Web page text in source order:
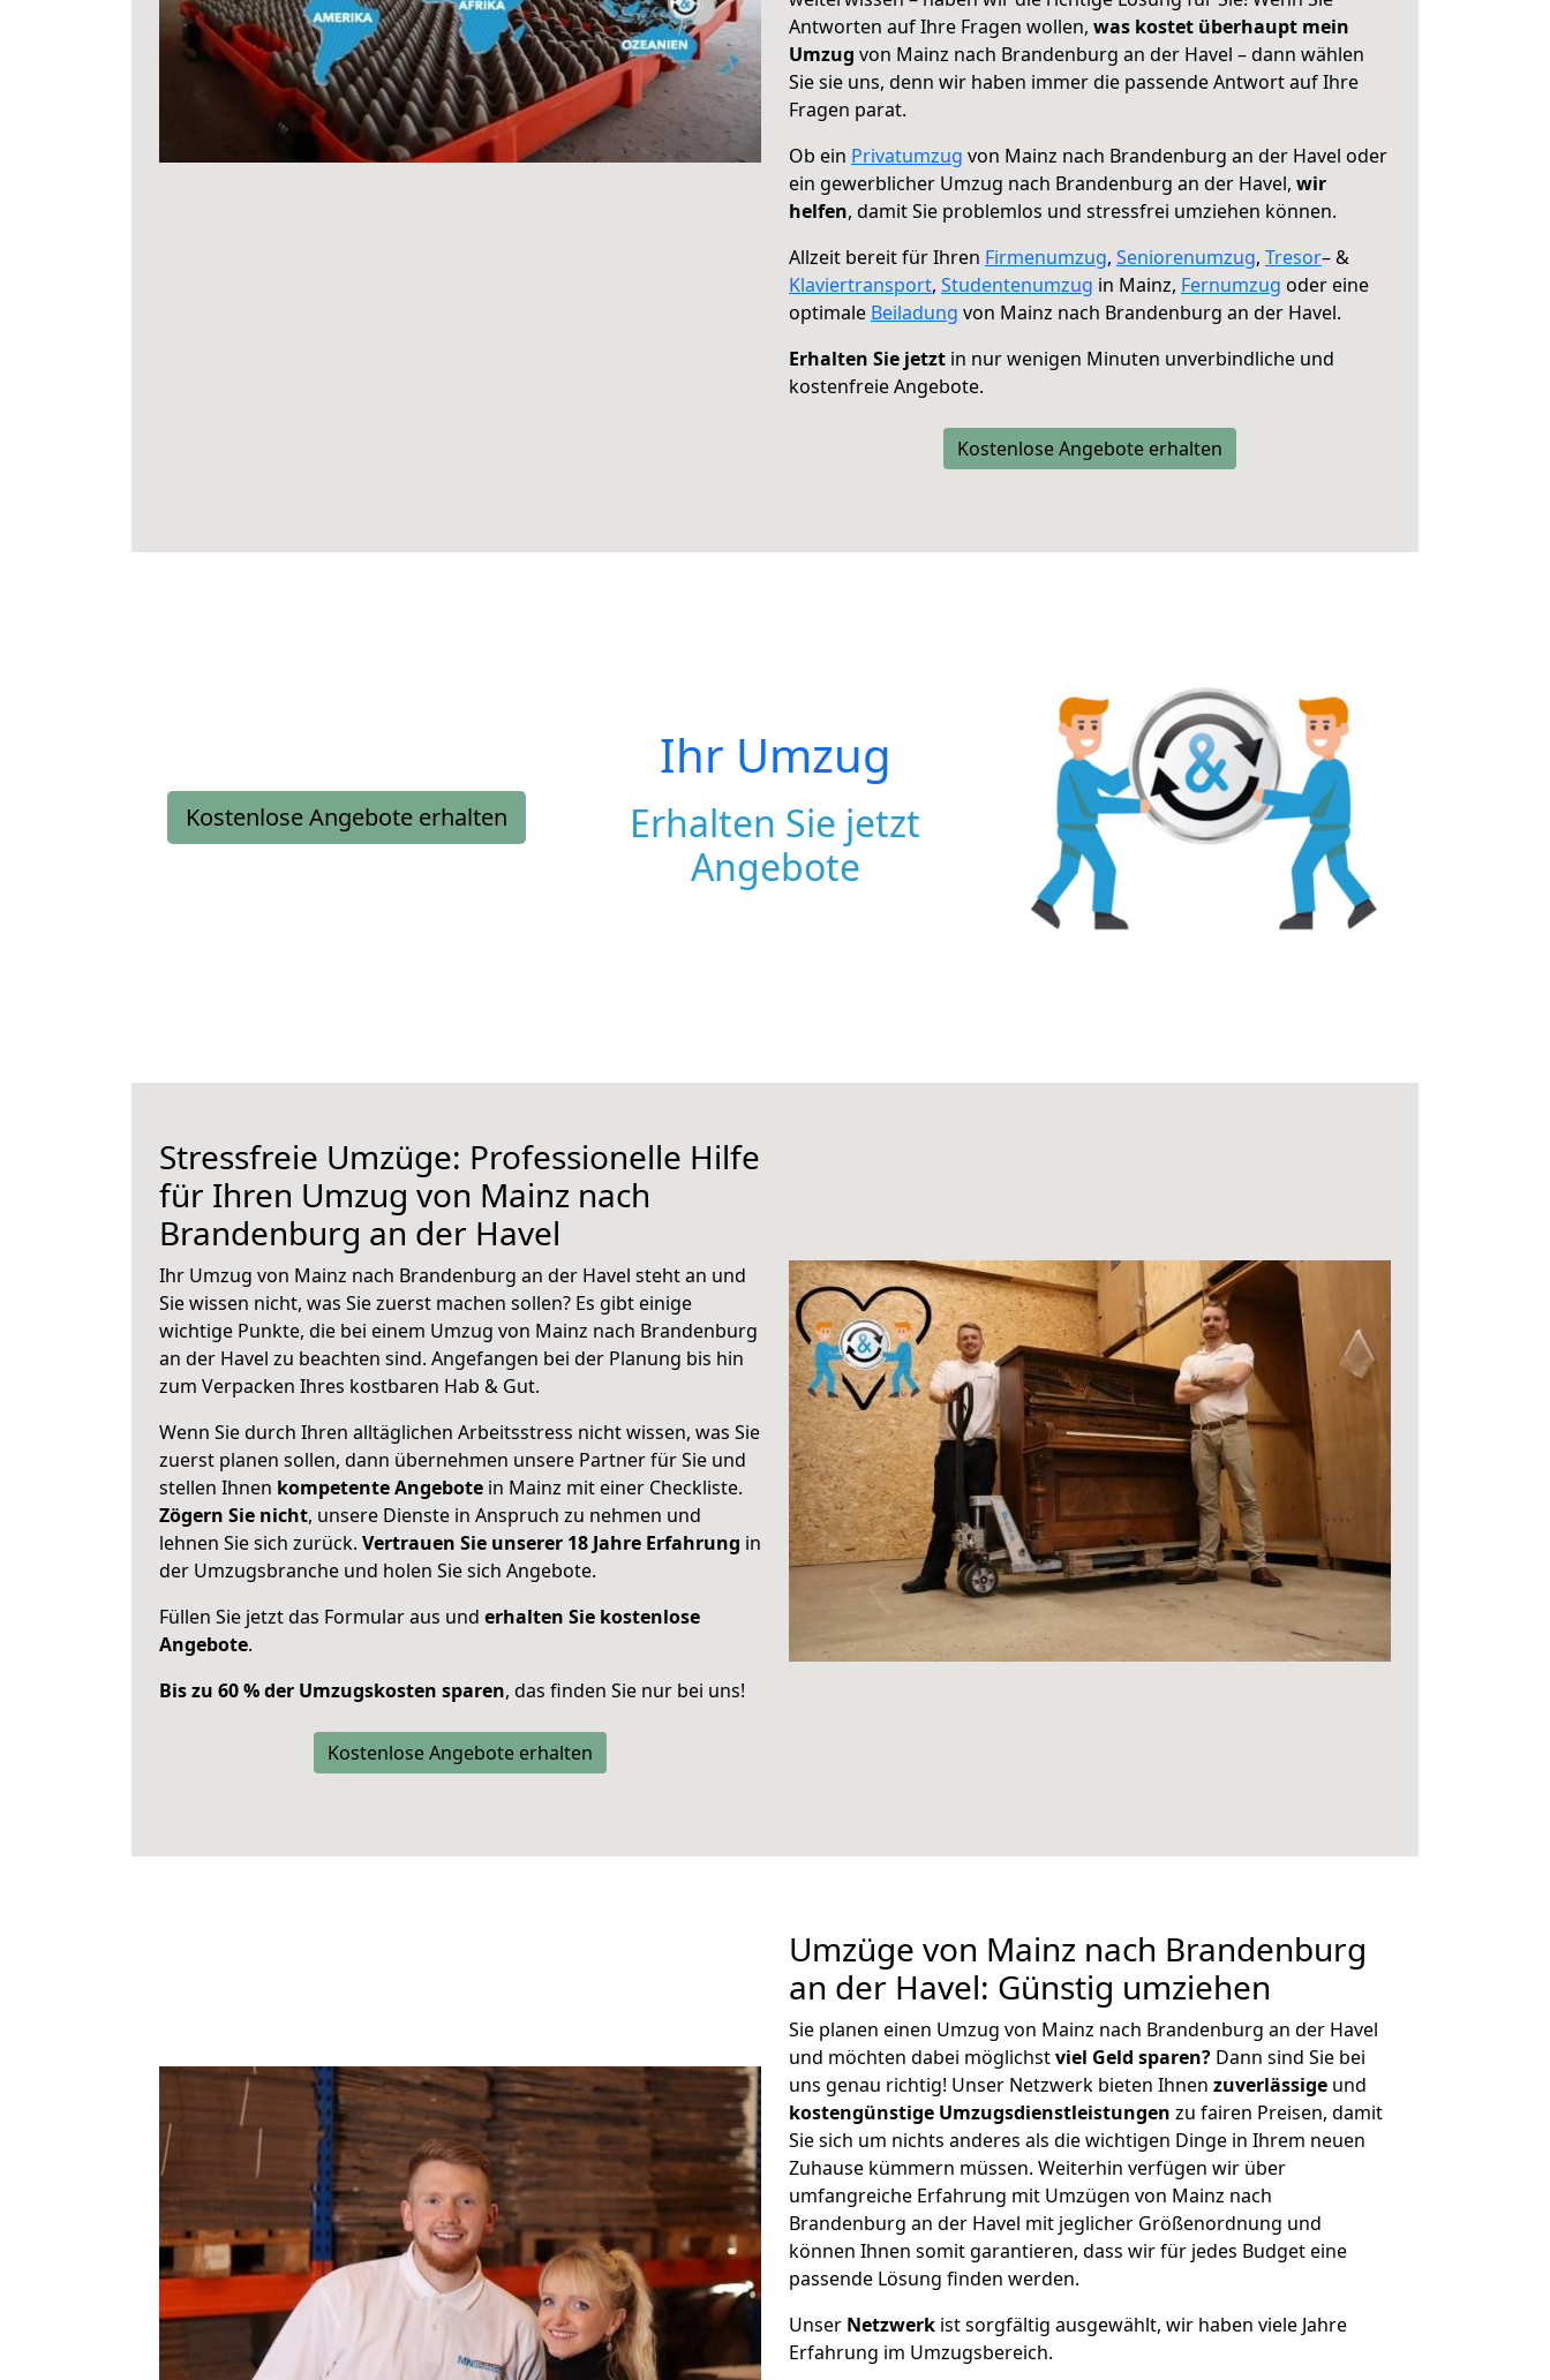
Antworten auf Ihre Fragen wollen, was kostet überhaupt mein
Umzug von Mainz nach Brandenburg an der Havel – dann wählen
Sie sie uns, denn wir haben immer die passende Antwort auf Ihre
Fragen parat.
Ob ein Privatumzug von Mainz nach Brandenburg an der Havel oder
ein gewerblicher Umzug nach Brandenburg an der Havel, wir
helfen, damit Sie problemlos und stressfrei umziehen können.
Allzeit bereit für Ihren Firmenumzug, Seniorenumzug, Tresor– &
Klaviertransport, Studentenumzug in Mainz, Fernumzug oder eine
optimale Beiladung von Mainz nach Brandenburg an der Havel.
Erhalten Sie jetzt in nur wenigen Minuten unverbindliche und
kostenfreie Angebote.
Kostenlose Angebote erhalten
Kostenlose Angebote erhalten
Ihr Umzug
Erhalten Sie jetzt
Angebote
Stressfreie Umzüge: Professionelle Hilfe
für Ihren Umzug von Mainz nach
Brandenburg an der Havel
Ihr Umzug von Mainz nach Brandenburg an der Havel steht an und
Sie wissen nicht, was Sie zuerst machen sollen? Es gibt einige
wichtige Punkte, die bei einem Umzug von Mainz nach Brandenburg
an der Havel zu beachten sind. Angefangen bei der Planung bis hin
zum Verpacken Ihres kostbaren Hab & Gut.
Wenn Sie durch Ihren alltäglichen Arbeitsstress nicht wissen, was Sie
zuerst planen sollen, dann übernehmen unsere Partner für Sie und
stellen Ihnen kompetente Angebote in Mainz mit einer Checkliste.
Zögern Sie nicht, unsere Dienste in Anspruch zu nehmen und
lehnen Sie sich zurück. Vertrauen Sie unserer 18 Jahre Erfahrung in
der Umzugsbranche und holen Sie sich Angebote.
Füllen Sie jetzt das Formular aus und erhalten Sie kostenlose
Angebote.
Bis zu 60 % der Umzugskosten sparen, das finden Sie nur bei uns!
Kostenlose Angebote erhalten
Umzüge von Mainz nach Brandenburg
an der Havel: Günstig umziehen
Sie planen einen Umzug von Mainz nach Brandenburg an der Havel
und möchten dabei möglichstviel Geld sparen? Dann sind Sie bei
uns genau richtig! Unser Netzwerk bieten Ihnen zuverlässige und
kostengünstige Umzugsdienstleistungen zu fairen Preisen, damit
Sie sich um nichts anderes als die wichtigen Dinge in Ihrem neuen
Zuhause kümmern müssen. Weiterhin verfügen wir über
umfangreiche Erfahrung mit Umzügen von Mainz nach
Brandenburg an der Havel mit jeglicher Größenordnung und
können Ihnen somit garantieren, dass wir für jedes Budget eine
passende Lösung finden werden.
Unser Netzwerk ist sorgfältig ausgewählt, wir haben viele Jahre
Erfahrung im Umzugsbereich.